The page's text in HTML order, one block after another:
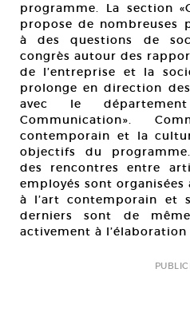
programme. La section
propose de nombreuses
à des questions de
congrès autour des
de l’entreprise et la
prolonge en direction
avec le
Communication».
contemporain et la
objectifs du
des rencontres entre
employés sont organisées
à l’art contemporain et
derniers sont de
activement à